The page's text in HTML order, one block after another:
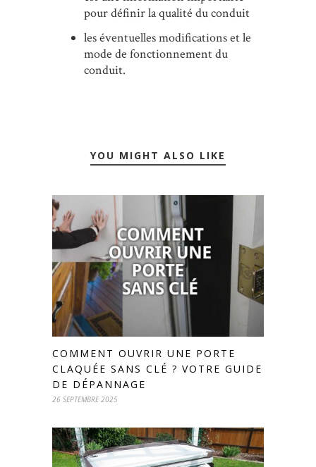
pour définir la qualité du conduit
les éventuelles modifications et le
mode de fonctionnement du
conduit.
YOU MIGHT ALSO LIKE
COMMENT OUVRIR UNE PORTE
CLAQUÉE SANS CLÉ ? VOTRE GUIDE
DE DÉPANNAGE
26 SEPTEMBRE 2025